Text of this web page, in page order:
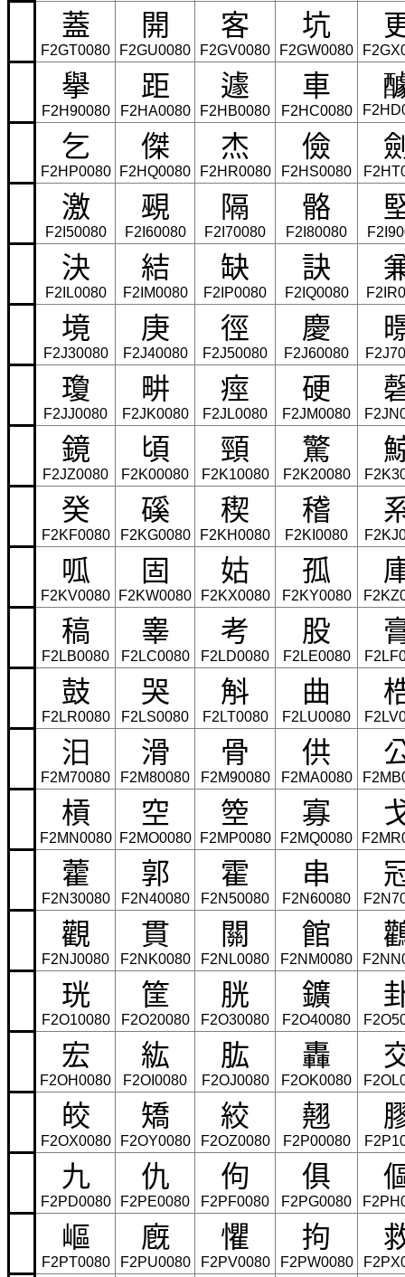
蓋
F2GT0080
開
F2GU0080
客
F2GV0080
坑
F2GW0080
擧
F2H90080
距
F2HA0080
遽
F2HB0080
車
F2HC0080
乞
F2HP0080
傑
F2HQ0080
杰
F2HR0080
儉
F2HS0080
激
F2I50080
覡
F2I60080
隔
F2I70080
骼
F2I80080
決
F2IL0080
結
F2IM0080
缺
F2IP0080
訣
F2IQ0080
境
F2J30080
庚
F2J40080
徑
F2J50080
慶
F2J60080
瓊
F2JJ0080
畊
F2JK0080
痙
F2JL0080
硬
F2JM0080
鏡
F2JZ0080
頃
F2K00080
頸
F2K10080
驚
F2K20080
癸
F2KF0080
磎
F2KG0080
稧
F2KH0080
稽
F2KI0080
呱
F2KV0080
固
F2KW0080
姑
F2KX0080
孤
F2KY0080
稿
F2LB0080
睾
F2LC0080
考
F2LD0080
股
F2LE0080
鼓
F2LR0080
哭
F2LS0080
斛
F2LT0080
曲
F2LU0080
汨
F2M70080
滑
F2M80080
骨
F2M90080
供
F2MA0080
槓
F2MN0080
空
F2MO0080
箜
F2MP0080
寡
F2MQ0080
藿
F2N30080
郭
F2N40080
霍
F2N50080
串
F2N60080
觀
F2NJ0080
貫
F2NK0080
關
F2NL0080
館
F2NM0080
珖
F2O10080
筐
F2O20080
胱
F2O30080
鑛
F2O40080
宏
F2OH0080
紘
F2OI0080
肱
F2OJ0080
轟
F2OK0080
皎
F2OX0080
矯
F2OY0080
絞
F2OZ0080
翹
F2P00080
九
F2PD0080
仇
F2PE0080
佝
F2PF0080
俱
F2PG0080
嶇
F2PT0080
廐
F2PU0080
懼
F2PV0080
拘
F2PW0080